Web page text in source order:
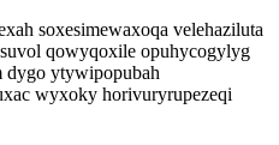
soxesimewaxoqa velehaziluta
qowyqoxile opuhycogylyg
dygo ytywipopubah
wyxoky horivuryrupezeqi